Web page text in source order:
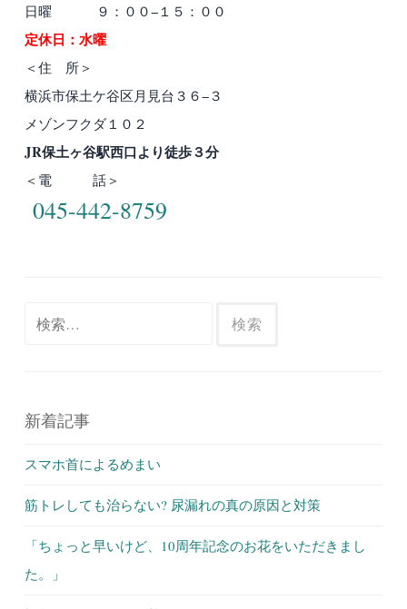
日曜 ９：００−１５：００
定休日：水曜
＜住 所＞
横浜市保土ケ谷区月見台３６−３
メゾンフクダ１０２
JR保土ヶ谷駅西口より徒歩３分
＜電 話＞
045-442-8759
新着記事
スマホ首によるめまい
筋トレしても治らない? 尿漏れの真の原因と対策
「ちょっと早いけど、10周年記念のお花をいただきまし
た。」